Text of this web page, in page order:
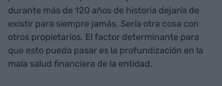
durante más de 120 años de historia dejaría de
existir para siempre jamás. Sería otra cosa con
otros propietarios. El factor determinante para
que esto pueda pasar es la profundización en la
mala salud financiera de la entidad.